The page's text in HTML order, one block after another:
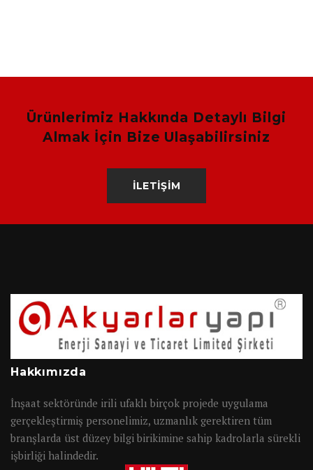
Ürünlerimiz Hakkında Detaylı Bilgi
Almak İçin Bize Ulaşabilirsiniz
İLETİŞİM
Hakkımızda
İnşaat sektöründe irili ufaklı birçok projede uygulama
gerçekleştirmiş personelimiz, uzmanlık gerektiren tüm
branşlarda üst düzey bilgi birikimine sahip kadrolarla sürekli
işbirliği halindedir.